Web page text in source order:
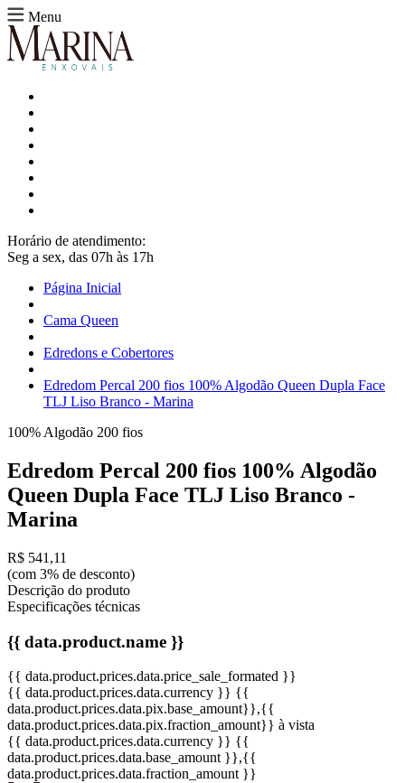
Menu
Horário de atendimento:
Seg a sex, das 07h às 17h
Página Inicial
Cama Queen
Edredons e Cobertores
Edredom Percal 200 fios 100% Algodão Queen Dupla Face
TLJ Liso Branco - Marina
100% Algodão 200 fios
Edredom Percal 200 fios 100% Algodão
Queen Dupla Face TLJ Liso Branco -
Marina
R$ 541,11
(com 3% de desconto)
Descrição do produto
Especificações técnicas
{{ data.product.name }}
{{ data.product.prices.data.price_sale_formated }}
{{ data.product.prices.data.currency }} {{
data.product.prices.data.pix.base_amount}},{{
data.product.prices.data.pix.fraction_amount}} à vista
{{ data.product.prices.data.currency }} {{
data.product.prices.data.base_amount }},{{
data.product.prices.data.fraction_amount }}